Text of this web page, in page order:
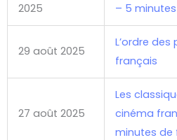
2025
– 5
29 août 2025
L’ordre
français
27 août 2025
Les
cinéma
minutes de